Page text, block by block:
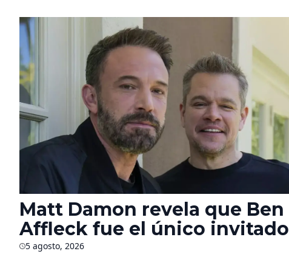
Matt Damon revela que Ben
Affleck fue el único invitado
autorizado en el rodaje de ‘La
5 agosto, 2026